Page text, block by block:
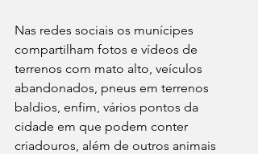
Nas redes sociais os munícipes
compartilham fotos e vídeos de
terrenos com mato alto, veículos
abandonados, pneus em terrenos
baldios, enfim, vários pontos da
cidade em que podem conter
criadouros, além de outros animais